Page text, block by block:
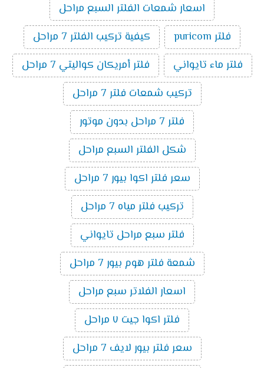
اسعار شمعات الفلتر السبع مراحل
فلتر puricom
كيفية تركيب الفلتر 7 مراحل
فلتر ماء تايواني
فلتر أمريكان كواليتي 7 مراحل
تركيب شمعات فلتر 7 مراحل
فلتر 7 مراحل بدون موتور
شكل الفلتر السبع مراحل
سعر فلتر اكوا بيور 7 مراحل
تركيب فلتر مياه 7 مراحل
فلتر سبع مراحل تايواني
شمعة فلتر هوم بيور 7 مراحل
اسعار الفلاتر سبع مراحل
فلتر اكوا جيت ٧ مراحل
سعر فلتر بيور لايف 7 مراحل